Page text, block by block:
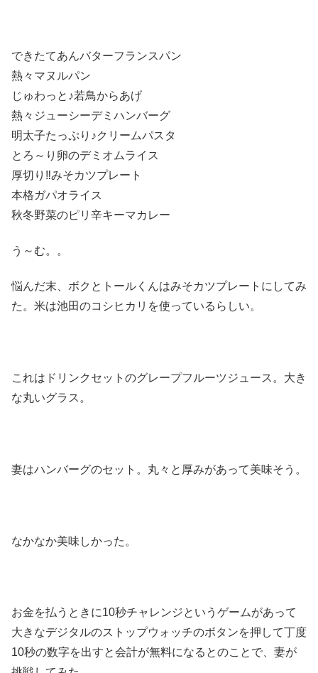
できたてあんバターフランスパン
熱々マヌルパン
じゅわっと♪若鳥からあげ
熱々ジューシーデミハンバーグ
明太子たっぷり♪クリームパスタ
とろ～り卵のデミオムライス
厚切り‼みそカツプレート
本格ガパオライス
秋冬野菜のピリ辛キーマカレー
う～む。。
悩んだ末、ボクとトールくんはみそカツプレートにしてみ
た。米は池田のコシヒカリを使っているらしい。
これはドリンクセットのグレープフルーツジュース。大き
な丸いグラス。
妻はハンバーグのセット。丸々と厚みがあって美味そう。
なかなか美味しかった。
お金を払うときに10秒チャレンジというゲームがあって
大きなデジタルのストップウォッチのボタンを押して丁度
10秒の数字を出すと会計が無料になるとのことで、妻が